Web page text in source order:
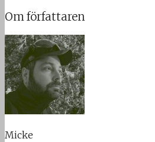
Om författaren
Micke